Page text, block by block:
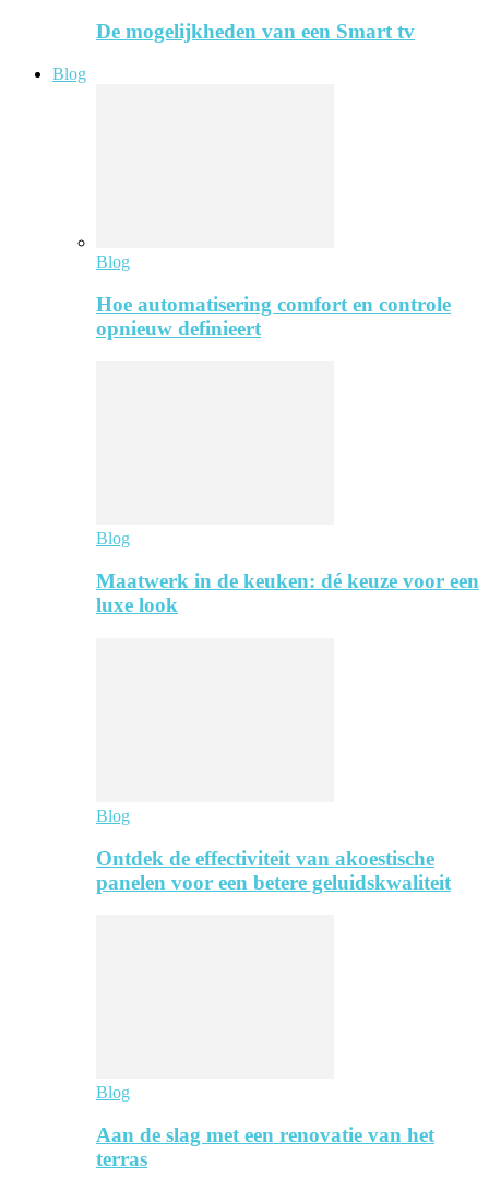
De mogelijkheden van een Smart tv
Blog
Blog
Hoe automatisering comfort en controle
opnieuw definieert
Blog
Maatwerk in de keuken: dé keuze voor een
luxe look
Blog
Ontdek de effectiviteit van akoestische
panelen voor een betere geluidskwaliteit
Blog
Aan de slag met een renovatie van het
terras